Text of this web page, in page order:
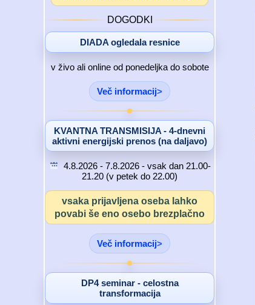
DOGODKI
DIADA ogledala resnice
v živo ali online od ponedeljka do sobote
Več informacij
KVANTNA TRANSMISIJA - 4-dnevni
aktivni energijski prenos (na daljavo)
4.8.2026 - 7.8.2026 - vsak dan 21.00-
21.20 (v petek do 22.00)
vsaka prijavljena oseba lahko
povabi še eno osebo brezplačno
Več informacij
DP4 seminar - celostna
transformacija